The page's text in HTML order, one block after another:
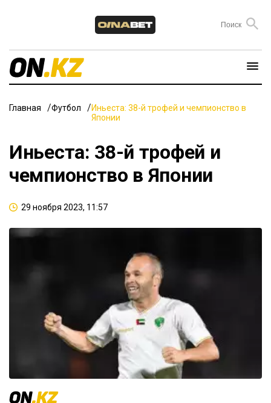
Главная Футбол
Иньеста: 38-й трофей и чемпионство в
Японии
Иньеста: 38-й трофей и
чемпионство в Японии
29 ноября 2023, 11:57